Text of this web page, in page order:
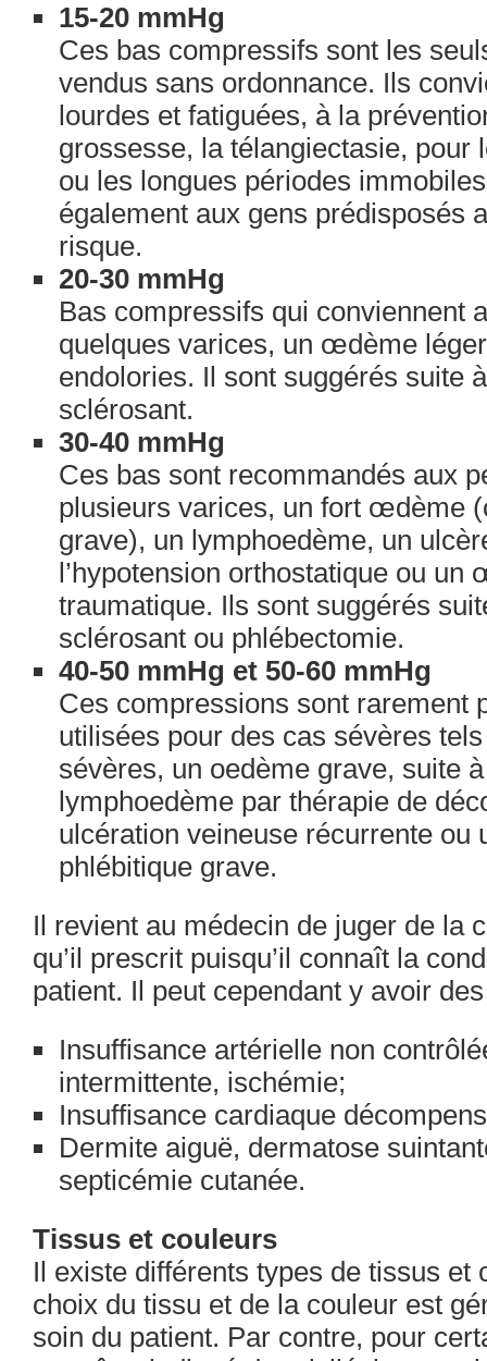
15-20 mmHg
Ces bas compressifs sont les
vendus sans ordonnance. Ils
lourdes et fatiguées, à la
grossesse, la télangiectasie, pour
ou les longues périodes
également aux gens prédisposés
risque.
20-30 mmHg
Bas compressifs qui conviennent
quelques varices, un œdème
endolories. Il sont suggérés suite
sclérosant.
30-40 mmHg
Ces bas sont recommandés aux
plusieurs varices, un fort œdème
grave), un lymphoedème, un
l’hypotension orthostatique ou un
traumatique. Ils sont suggérés
sclérosant ou phlébectomie.
40-50 mmHg et 50-60 mmHg
Ces compressions sont rarement
utilisées pour des cas sévères
sévères, un oedème grave, suite
lymphoedème par thérapie de
ulcération veineuse récurrente ou
phlébitique grave.
Il revient au médecin de juger de la
qu’il prescrit puisqu’il connaît la
patient. Il peut cependant y avoir
Insuffisance artérielle non
intermittente, ischémie;
Insuffisance cardiaque
Dermite aiguë, dermatose
septicémie cutanée.
Tissus et couleurs
Il existe différents types de tissus et
choix du tissu et de la couleur est
soin du patient. Par contre, pour